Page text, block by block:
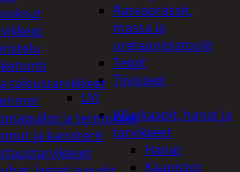
Rasvaprässit,
massa ja
uretaanipistoolit
Teipit
Tiivisteet
LVI
Allaskaapit, hanat ja
tarvikkeet
Hanat
Kaapistot
taloustarvikkeet
ja termokset
ja kanisterit